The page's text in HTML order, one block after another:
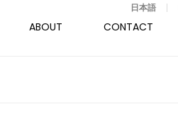
ABOUT CONTACT
日本語